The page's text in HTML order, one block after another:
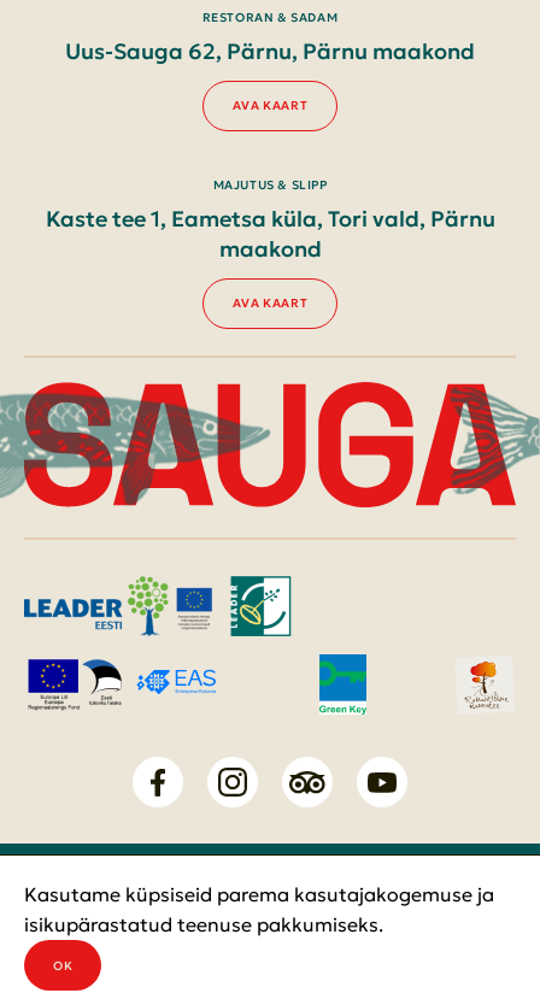
RESTORAN & SADAM
Uus-Sauga 62, Pärnu, Pärnu maakond
AVA KAART
MAJUTUS & SLIPP
Kaste tee 1, Eametsa küla, Tori vald, Pärnu
maakond
AVA KAART
Privaatsustingimused
Kasutame küpsiseid parema kasutajakogemuse ja
isikupärastatud teenuse pakkumiseks.
OK